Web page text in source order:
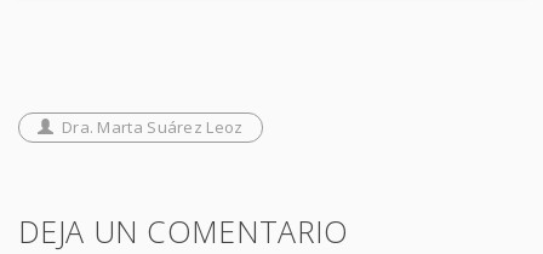
Dra. Marta Suárez Leoz
DEJA UN COMENTARIO